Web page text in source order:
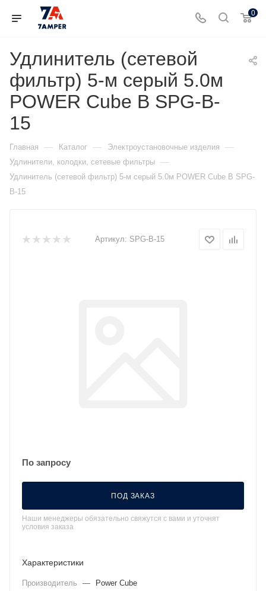
0
Удлинитель (сетевой
фильтр) 5-м серый 5.0м
POWER Cube B SPG-B-
15
Главная — Каталог — Электроустановочные изделия —
Удлинители, колодки, сетевые фильтры —
Удлинитель (сетевой фильтр) 5-м серый 5.0м POWER Cube B SPG-
B-15
Артикул: SPG-B-15
По запросу
ПОД ЗАКАЗ
Наши менеджеры обязательно свяжутся с вами и уточнят
условия заказа
Характеристики
Производитель —
Power Cube